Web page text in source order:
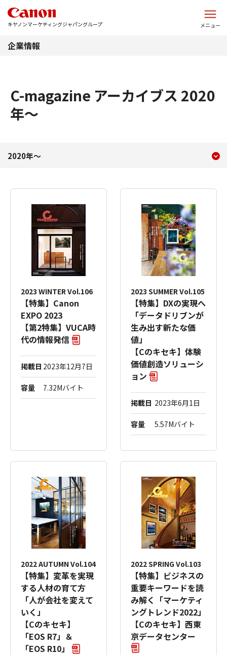
キヤノンマーケティングジャパングループ メニュー
企業情報
C-magazine アーカイブス 2020
年～
2020年～
2023 WINTER Vol.106
【特集】Canon
EXPO 2023
【第2特集】VUCA時
代の情報発信
掲載日 2023年12月7日
容量 7.32Mバイト
2023 SUMMER Vol.105
【特集】DXの実現へ
「データドリブンが
生み出す新たな価
値」
【Cのキセキ】体験
価値創造ソリューシ
ョン
掲載日 2023年6月1日
容量 5.57Mバイト
2022 AUTUMN Vol.104
【特集】変革を実現
する人材の育て方
「人が会社を変えて
いく」
【Cのキセキ】
「EOS R7」＆
「EOS R10」
2022 SPRING Vol.103
【特集】ビジネスの
重要キーワードを読
み解く「マーケティ
ングトレンド2022」
【Cのキセキ】西東
京データセンター